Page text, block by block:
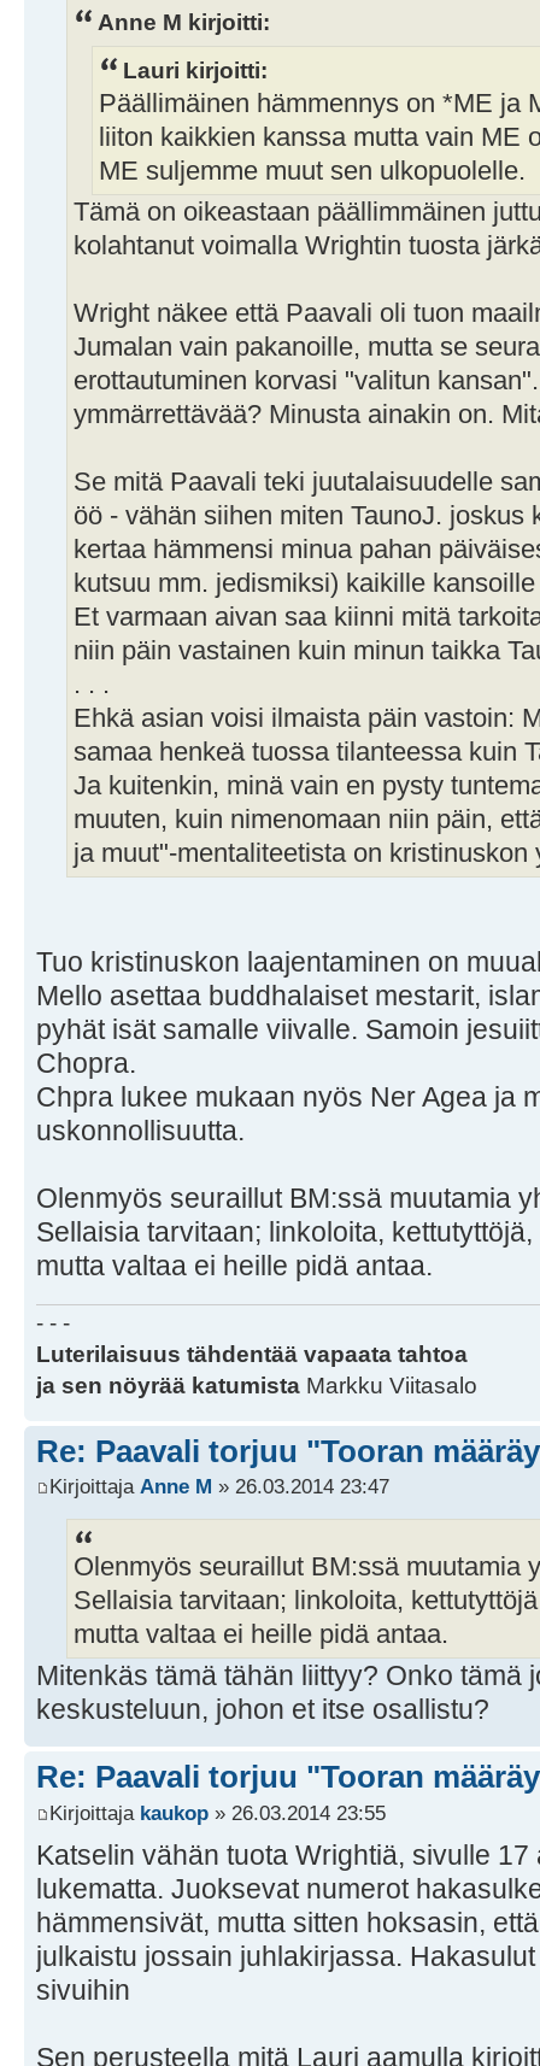
Anne M kirjoitti:
Lauri kirjoitti:
Päällimäinen hämmennys on *ME ja
liiton kaikkien kanssa mutta vain ME
ME suljemme muut sen ulkopuolelle.
Tämä on oikeastaan päällimmäinen
kolahtanut voimalla Wrightin tuosta
Wright näkee että Paavali oli tuon
Jumalan vain pakanoille, mutta se
erottautuminen korvasi "valitun
ymmärrettävää? Minusta ainakin on.
Se mitä Paavali teki juutalaisuudelle
öö - vähän siihen miten TaunoJ. joskus
kertaa hämmensi minua pahan
kutsuu mm. jedismiksi) kaikille
Et varmaan aivan saa kiinni mitä
niin päin vastainen kuin minun taikka
. . .
Ehkä asian voisi ilmaista päin vastoin:
samaa henkeä tuossa tilanteessa kuin
Ja kuitenkin, minä vain en pysty
muuten, kuin nimenomaan niin päin,
ja muut"-mentaliteetista on kristinuskon
Tuo kristinuskon laajentaminen on
Mello asettaa buddhalaiset mestarit,
pyhät isät samalle viivalle. Samoin
Chopra.
Chpra lukee mukaan nyös Ner Agea ja
uskonnollisuutta.
Olenmyös seuraillut BM:ssä muutamia
Sellaisia tarvitaan; linkoloita,
mutta valtaa ei heille pidä antaa.
- - -
Luterilaisuus tähdentää vapaata tahtoa
ja sen nöyrää katumista Markku Viitasalo
Re: Paavali torjuu "Tooran
Kirjoittaja Anne M » 26.03.2014 23:47
Olenmyös seuraillut BM:ssä muutamia
Sellaisia tarvitaan; linkoloita,
mutta valtaa ei heille pidä antaa.
Mitenkäs tämä tähän liittyy? Onko tämä
keskusteluun, johon et itse osallistu?
Re: Paavali torjuu "Tooran
Kirjoittaja kaukop » 26.03.2014 23:55
Katselin vähän tuota Wrightiä, sivulle 17
lukematta. Juoksevat numerot
hämmensivät, mutta sitten hoksasin,
julkaistu jossain juhlakirjassa.
sivuihin
Sen perusteella mitä Lauri aamulla